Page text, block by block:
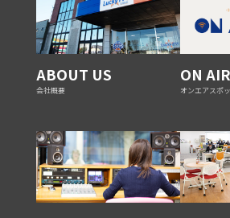
ABOUT US
会社概要
ON
オンエアスポ